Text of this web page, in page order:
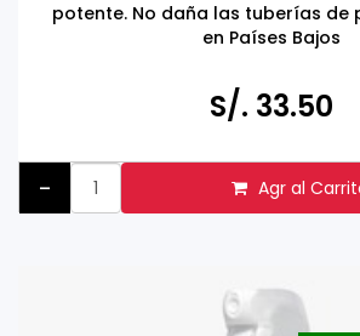
potente. No daña las tuberías de
en Países Bajos
S/. 33.50
- Agr al